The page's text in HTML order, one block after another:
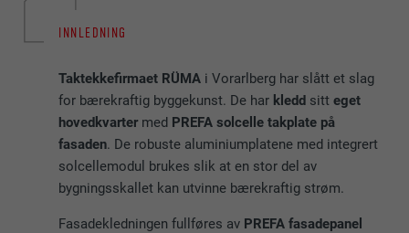
INNLEDNING
Taktekkefirmaet RÜMA i Vorarlberg har slått et slag
for bærekraftig byggekunst. De har kledd sitt eget
hovedkvarter med PREFA solcelle takplate på
fasaden. De robuste aluminiumplatene med integrert
solcellemodul brukes slik at en stor del av
bygningsskallet kan utvinne bærekraftig strøm.
Fasadekledningen fullføres av PREFA fasadepanel